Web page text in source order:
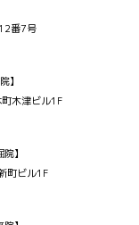
番7号
】
木津ビル1F
】
町ビル1F